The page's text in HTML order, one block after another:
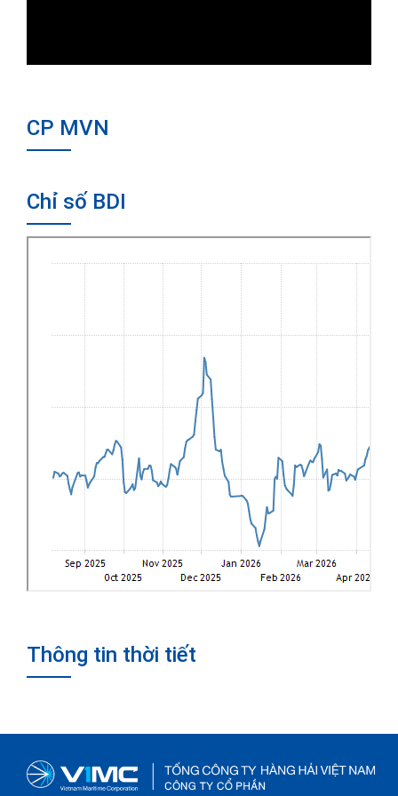
CP MVN
Chỉ số BDI
Thông tin thời tiết